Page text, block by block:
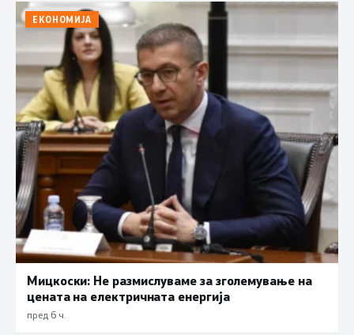
ЕКОНОМИЈА
Мицкоски: Не размислуваме за зголемување на
цената на електричната енергија
пред 6 ч.